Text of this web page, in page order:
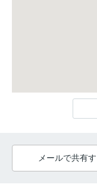
メールで共有